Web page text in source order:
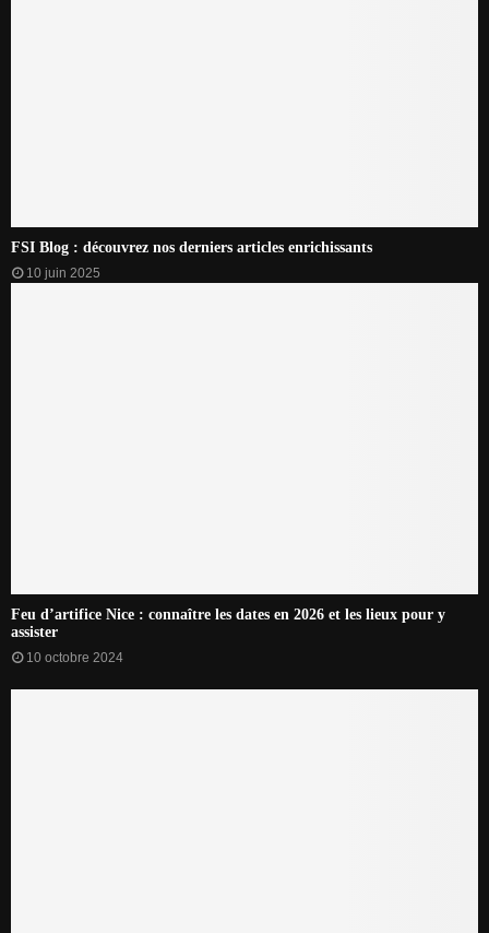
FSI Blog : découvrez nos derniers articles enrichissants
10 juin 2025
Feu d’artifice Nice : connaître les dates en 2026 et les lieux pour y
assister
10 octobre 2024